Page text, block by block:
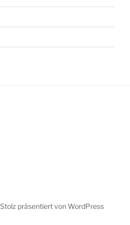
Stolz präsentiert von WordPress